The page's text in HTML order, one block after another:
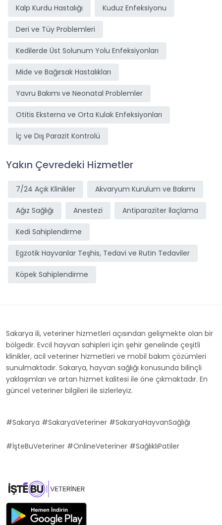
Kalp Kurdu Hastalığı Kuduz Enfeksiyonu
Deri ve Tüy Problemleri
Kedilerde Üst Solunum Yolu Enfeksiyonları
Mide ve Bağırsak Hastalıkları
Yavru Bakımı ve Neonatal Problemler
Otitis Eksterna ve Orta Kulak Enfeksiyonları
İç ve Dış Parazit Kontrolü
Yakın Çevredeki Hizmetler
7/24 Açık Klinikler Akvaryum Kurulum ve Bakımı
Ağız Sağlığı Anestezi Antiparaziter İlaçlama
Kedi Sahiplendirme
Egzotik Hayvanlar Teşhis, Tedavi ve Rutin Tedaviler
Köpek Sahiplendirme
Sakarya ili, veteriner hizmetleri açısından gelişmekte olan bir
bölgedir. Evcil hayvan sahipleri için şehir genelinde çeşitli
klinikler, acil veteriner hizmetleri ve mobil bakım çözümleri
sunulmaktadır. Sakarya, hayvan sağlığı konusunda bilinçli
yaklaşımları ve artan hizmet kalitesi ile öne çıkmaktadır. En
güncel veteriner bilgileri ile sizlerleyiz.
#Sakarya #SakaryaVeteriner #SakaryaHayvanSağlığı
#İşteBuVeteriner #OnlineVeteriner #SağlıklıPatiler